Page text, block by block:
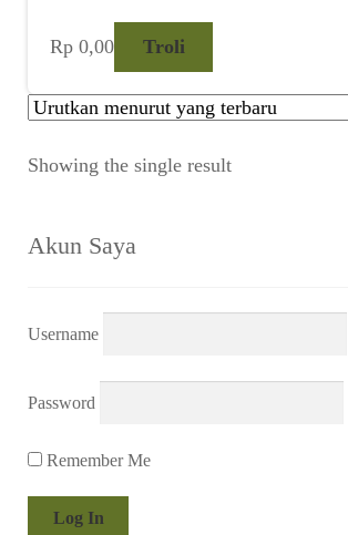
Reseller
Rp 0,00 Troli
Showing the single result
Akun Saya
Username
Password
Remember Me